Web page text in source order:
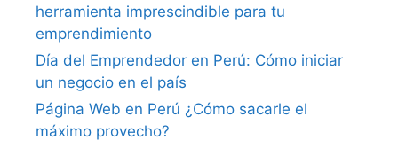
herramienta imprescindible para tu
emprendimiento
Día del Emprendedor en Perú: Cómo iniciar
un negocio en el país
Página Web en Perú ¿Cómo sacarle el
máximo provecho?